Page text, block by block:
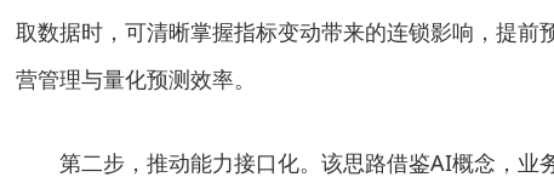
取数据时，可清晰掌握指标变动带来的连锁影响，提前
营管理与量化预测效率。
第二步，推动能力接口化。该思路借鉴AI概念，业